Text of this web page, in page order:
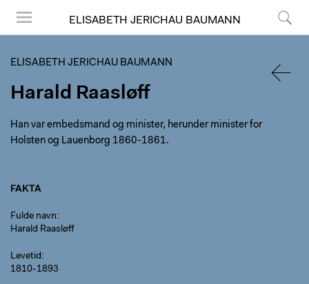
ELISABETH JERICHAU BAUMANN
ELISABETH JERICHAU BAUMANN
Harald Raasløff
Han var embedsmand og minister, herunder minister for
Holsten og Lauenborg 1860-1861.
FAKTA
Fulde navn
Harald Raasløff
Levetid
1810-1893